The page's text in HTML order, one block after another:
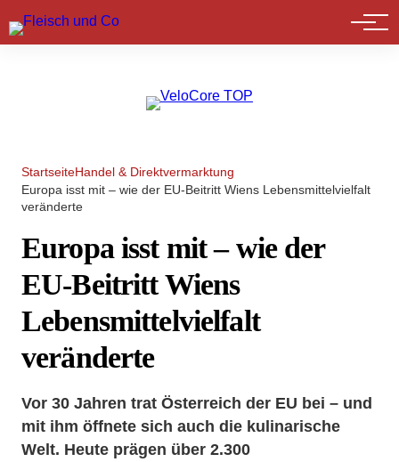
Marktführer
StartseiteHandel & Direktvermarktung
Europa isst mit – wie der EU-Beitritt Wiens Lebensmittelvielfalt
veränderte
Europa isst mit – wie der
EU-Beitritt Wiens
Lebensmittelvielfalt
veränderte
Vor 30 Jahren trat Österreich der EU bei – und
mit ihm öffnete sich auch die kulinarische
Welt. Heute prägen über 2.300